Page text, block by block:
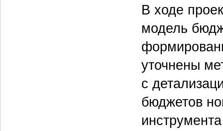
В ходе
модель
уточнены
с
бюджетов